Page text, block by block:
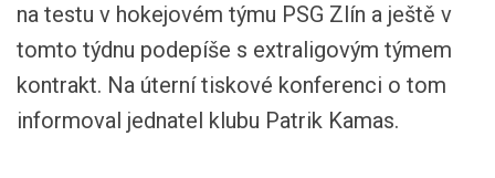
na testu v hokejovém týmu PSG Zlín a ještě v
tomto týdnu podepíše s extraligovým týmem
kontrakt. Na úterní tiskové konferenci o tom
informoval jednatel klubu Patrik Kamas.